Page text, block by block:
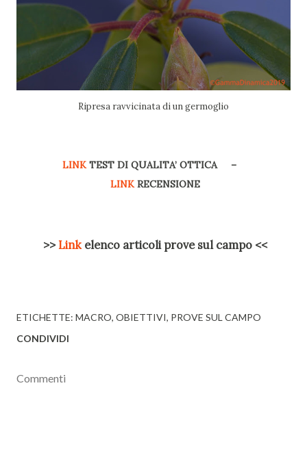
Ripresa ravvicinata di un germoglio
LINKTEST DI QUALITA’ OTTICA –
LINKRECENSIONE
>> Linkelenco articoli prove sul campo <<
ETICHETTE: MACRO OBIETTIVI PROVE SUL CAMPO
CONDIVIDI
Commenti